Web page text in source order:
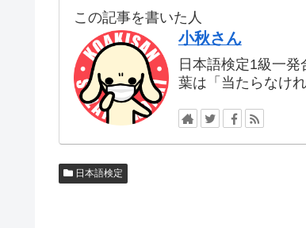
この記事を書いた人
小秋さん
日本語検定1級一
葉は「当たらなけ
日本語検定